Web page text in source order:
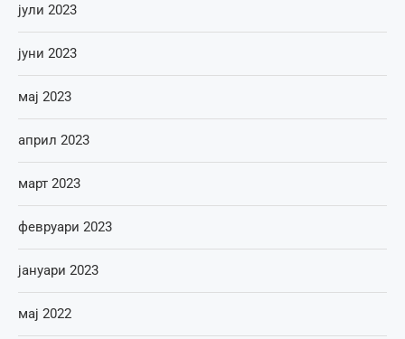
јули 2023
јуни 2023
мај 2023
април 2023
март 2023
февруари 2023
јануари 2023
мај 2022